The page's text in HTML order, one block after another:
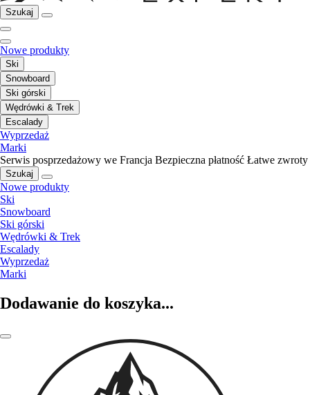
Szukaj
Nowe produkty
Ski
Snowboard
Ski górski
Wędrówki & Trek
Escalady
Wyprzedaż
Marki
Serwis posprzedażowy we Francja Bezpieczna płatność Łatwe zwroty
Szukaj
Nowe produkty
Ski
Snowboard
Ski górski
Wędrówki & Trek
Escalady
Wyprzedaż
Marki
Dodawanie do koszyka...